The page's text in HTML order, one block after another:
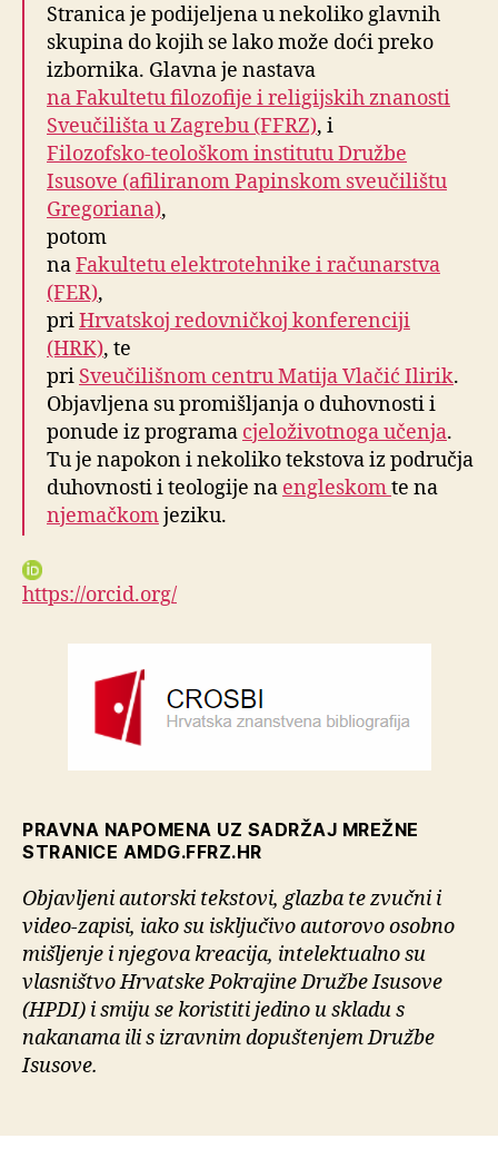
Stranica je podijeljena u nekoliko glavnih
skupina do kojih se lako može doći preko
izbornika. Glavna je nastava
na Fakultetu filozofije i religijskih znanosti
Sveučilišta u Zagrebu (FFRZ), i
Filozofsko-teološkom institutu Družbe
Isusove (afiliranom Papinskom sveučilištu
Gregoriana),
potom
naFakultetu elektrotehnike i računarstva
(FER),
priHrvatskoj redovničkoj konferenciji
(HRK), te
pri Sveučilišnom centru Matija Vlačić Ilirik.
Objavljena su promišljanja o duhovnosti i
ponude iz programa cjeloživotnoga učenja.
Tu je napokon i nekoliko tekstova iz područja
duhovnosti i teologije na engleskomte na
njemačkomjeziku.
https://orcid.org/
PRAVNA NAPOMENA UZ SADRŽAJ MREŽNE
STRANICE AMDG.FFRZ.HR
Objavljeni autorski tekstovi, glazba te zvučni i
video-zapisi, iako su isključivo autorovo osobno
mišljenje i njegova kreacija, intelektualno su
vlasništvo Hrvatske Pokrajine Družbe Isusove
(HPDI) i smiju se koristiti jedino u skladu s
nakanama ili s izravnim dopuštenjem Družbe
Isusove.